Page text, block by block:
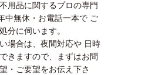
用品に関するプロの専門
中無休・お電話一本で ご
分に伺います。
場合は、夜間対応や 日時
きますので、まずはお問
・ご要望をお伝え下さ